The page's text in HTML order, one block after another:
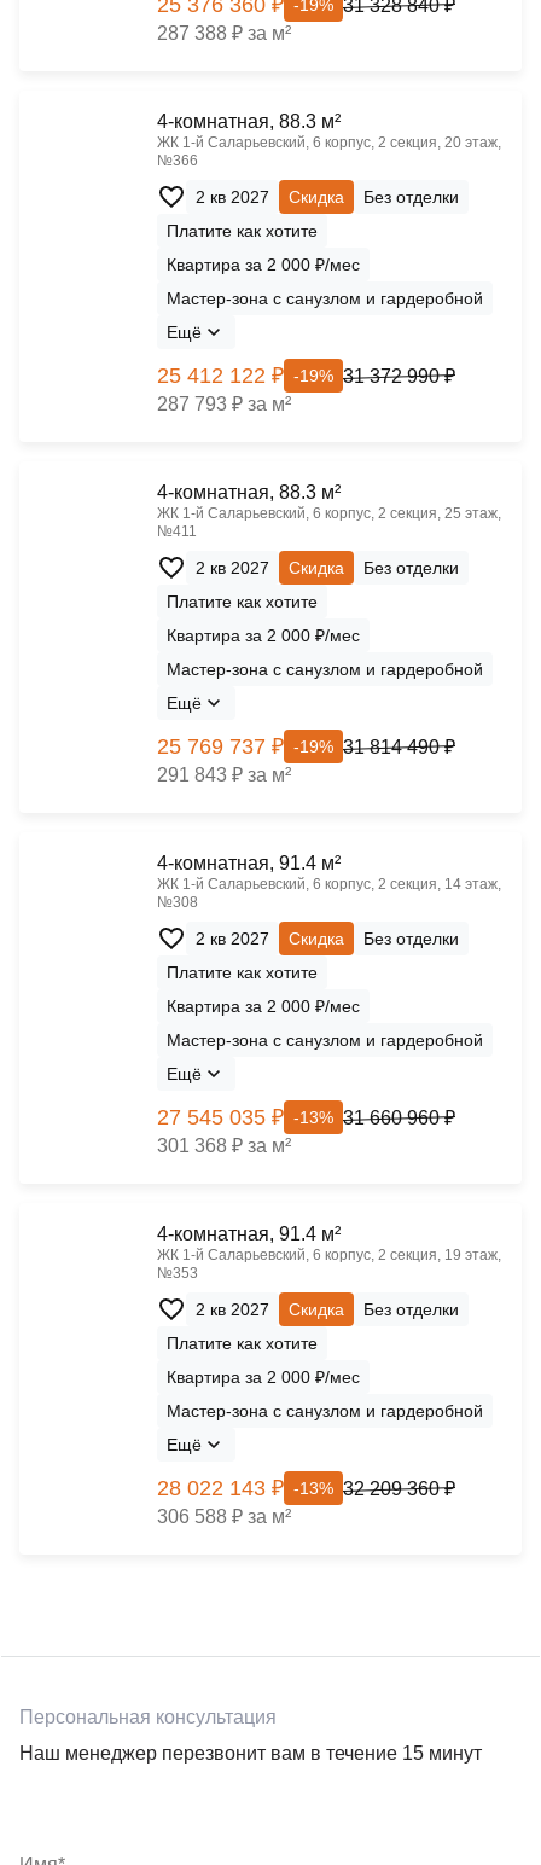
-19% 31 328 840 ₽
287 388 ₽ за м²
4-комнатная, 88.3 м²
ЖК 1‑й Саларьевский, 6 корпус, 2 секция, 20 этаж,
№366
2 кв 2027 Скидка
Без отделки
Платите как хотите
Квартира за 2 000 ₽/мес
Мастер-зона с санузлом и гардеробной
Ещё
25 412 122 ₽ -19% 31 372 990 ₽
287 793 ₽ за м²
4-комнатная, 88.3 м²
ЖК 1‑й Саларьевский, 6 корпус, 2 секция, 25 этаж,
№411
2 кв 2027 Скидка
Без отделки
Платите как хотите
Квартира за 2 000 ₽/мес
Мастер-зона с санузлом и гардеробной
Ещё
25 769 737 ₽ -19% 31 814 490 ₽
291 843 ₽ за м²
4-комнатная, 91.4 м²
ЖК 1‑й Саларьевский, 6 корпус, 2 секция, 14 этаж,
№308
2 кв 2027 Скидка
Без отделки
Платите как хотите
Квартира за 2 000 ₽/мес
Мастер-зона с санузлом и гардеробной
Ещё
27 545 035 ₽ -13% 31 660 960 ₽
301 368 ₽ за м²
4-комнатная, 91.4 м²
ЖК 1‑й Саларьевский, 6 корпус, 2 секция, 19 этаж,
№353
2 кв 2027 Скидка
Без отделки
Платите как хотите
Квартира за 2 000 ₽/мес
Мастер-зона с санузлом и гардеробной
Ещё
28 022 143 ₽ -13% 32 209 360 ₽
306 588 ₽ за м²
Персональная консультация
Наш менеджер перезвонит вам в течение 15 минут